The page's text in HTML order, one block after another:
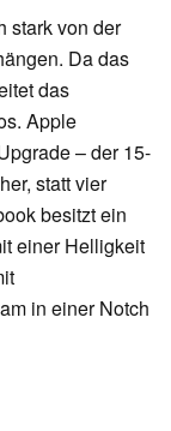
stark von der
Da das
das
Apple
– der 15-
statt vier
besitzt ein
einer Helligkeit
in einer Notch